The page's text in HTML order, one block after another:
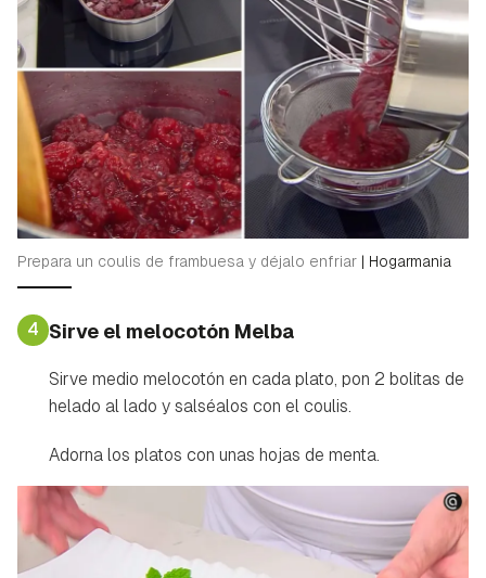
Guardar como favorito
Para poder guardar como favorito, primero has de
iniciar sesión con tu cuenta de Hogarmanía.
INICIAR SESIÓN CANCELAR
Prepara un coulis de frambuesa y déjalo enfriar | Hogarmania
4 Sirve el melocotón Melba
Sirve medio melocotón en cada plato, pon 2 bolitas de
helado al lado y salséalos con el coulis.
Adorna los platos con unas hojas de menta.
Contenido enviado
Gracias por suscribirte a nuestro boletín.
ACEPTAR